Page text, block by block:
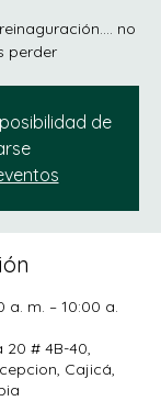
no
perder
de
a. m. – 10:00 a.
20 # 4B-40,
Cajicá,